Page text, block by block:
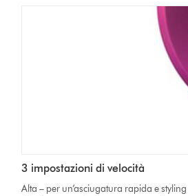
3 impostazioni di velocità
Alta – per un’asciugatura rapida e styling